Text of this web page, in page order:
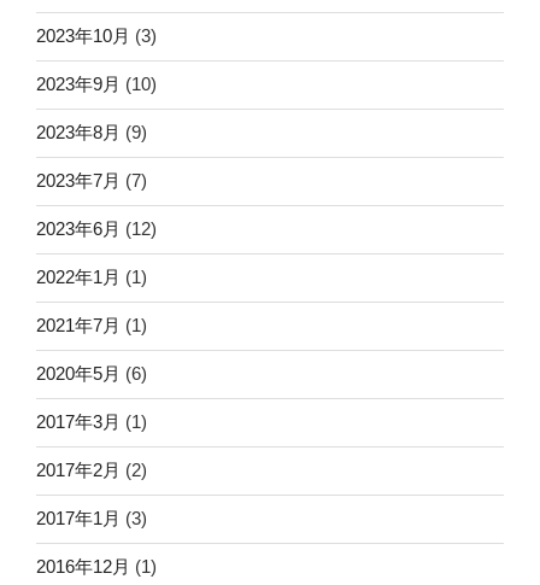
2023年10月 (3)
2023年9月 (10)
2023年8月 (9)
2023年7月 (7)
2023年6月 (12)
2022年1月 (1)
2021年7月 (1)
2020年5月 (6)
2017年3月 (1)
2017年2月 (2)
2017年1月 (3)
2016年12月 (1)